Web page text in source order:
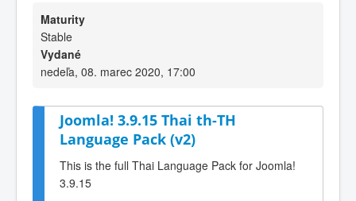
Maturity
Stable
Vydané
nedeľa, 08. marec 2020, 17:00
Joomla! 3.9.15 Thai th-TH
Language Pack (v2)
This is the full Thai Language Pack for Joomla!
3.9.15